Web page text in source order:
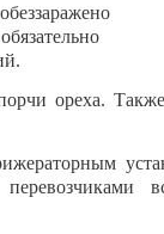
ореха.